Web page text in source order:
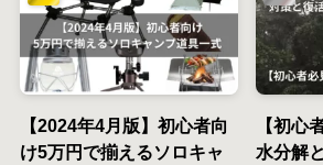
【2024年4月版】初心者向
け5万円で揃えるソロキャ
【初心
水分解